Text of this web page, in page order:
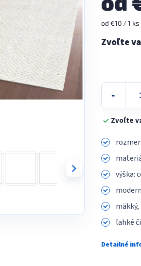
Jednotková
od €10 / 1 ks
Zvoľte
výška:
ľahké
Detailné